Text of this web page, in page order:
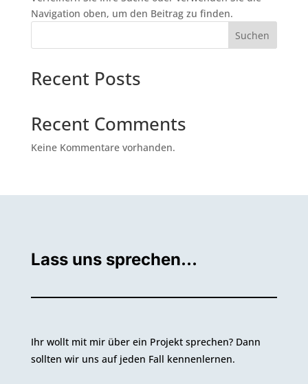
Navigation oben, um den Beitrag zu finden.
Suchen
Recent Posts
Recent Comments
Keine Kommentare vorhanden.
Lass uns sprechen…
Ihr wollt mit mir über ein Projekt sprechen? Dann
sollten wir uns auf jeden Fall kennenlernen.